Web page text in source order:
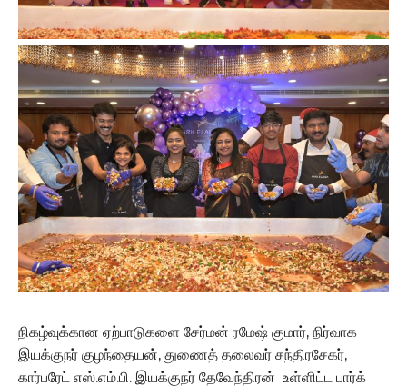
நிகழ்வுக்கான ஏற்பாடுகளை சேர்மன் ரமேஷ் குமார், நிர்வாக
இயக்குநர் குழந்தையன், துணைத் தலைவர் சந்திரசேகர்,
கார்பரேட் எஸ்.எம்.பி. இயக்குநர் தேவேந்திரன் உள்ளிட்ட பார்க்